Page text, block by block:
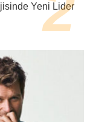
Yeni Lider